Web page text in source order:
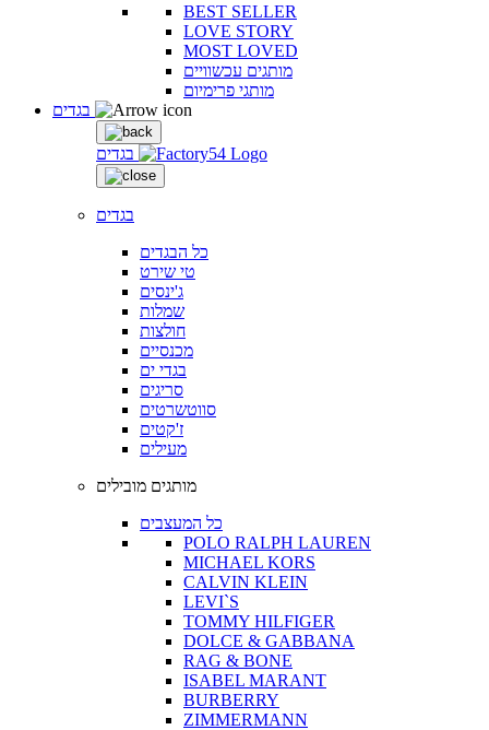
BEST SELLER
LOVE STORY
MOST LOVED
מותגים עכשוויים
מותגי פרימיום
בגדים
בגדים
כל הבגדים
טי שירט
ג'ינסים
שמלות
חולצות
מכנסיים
בגדי ים
סריגים
סווטשרטים
ז'קטים
מעילים
מותגים מובילים
כל המעצבים
POLO RALPH LAUREN
MICHAEL KORS
CALVIN KLEIN
LEVI`S
TOMMY HILFIGER
DOLCE & GABBANA
RAG & BONE
ISABEL MARANT
BURBERRY
ZIMMERMANN